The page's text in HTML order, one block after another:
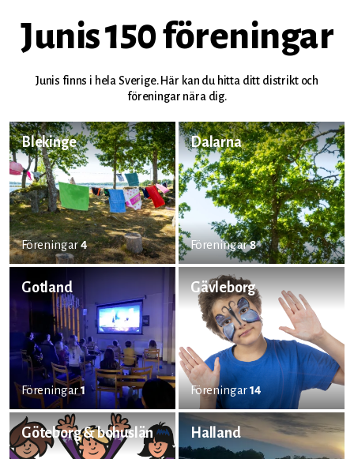
Junis 150 föreningar
Junis finns i hela Sverige. Här kan du hitta ditt distrikt och
föreningar nära dig.
Blekinge
Föreningar4
Dalarna
Föreningar8
Gotland
Föreningar1
Gävleborg
Föreningar14
Göteborg & bohuslän Halland